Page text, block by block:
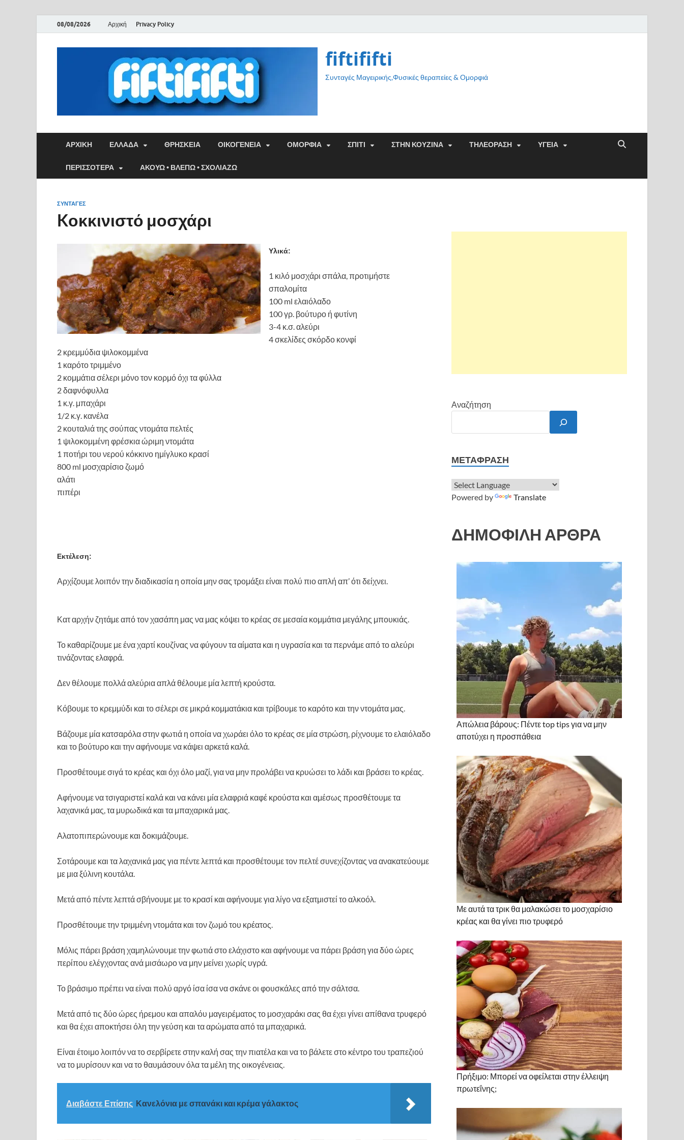
08/08/2026 Αρχική Privacy Policy
fiftififti
Συνταγές Μαγειρικής,Φυσικές θεραπείες & Ομορφιά
ΑΡΧΙΚΉ ΕΛΛΑΔΑ ΘΡΗΣΚΕΙΑ ΟΙΚΟΓΕΝΕΙΑ ΟΜΟΡΦΙΑ ΣΠΙΤΙ ΣΤΗΝ ΚΟΥΖΙΝΑ ΤΗΛΕΟΡΑΣΗ ΥΓΕΙΑ
ΠΕΡΙΣΣΟΤΕΡΑ ΑΚΟΥΩ • ΒΛΕΠΩ • ΣΧΟΛΙΑΖΩ
ΣΥΝΤΑΓΕΣ
Kοκκινιστό μοσχάρι
Υλικά:
1 κιλό μοσχάρι σπάλα, προτιμήστε
σπαλομίτα
100 ml ελαιόλαδο
100 γρ. βούτυρο ή φυτίνη
3-4 κ.σ. αλεύρι
4 σκελίδες σκόρδο κονφί
2 κρεμμύδια ψιλοκομμένα
1 καρότο τριμμένο
2 κομμάτια σέλερι μόνο τον κορμό όχι τα φύλλα
2 δαφνόφυλλα
1 κ.γ. μπαχάρι
1/2 κ.γ. κανέλα
2 κουταλιά της σούπας ντομάτα πελτές
1 ψιλοκομμένη φρέσκια ώριμη ντομάτα
1 ποτήρι του νερού κόκκινο ημίγλυκο κρασί
800 ml μοσχαρίσιο ζωμό
αλάτι
πιπέρι
Εκτέλεση:
Αρχίζουμε λοιπόν την διαδικασία η οποία μην σας τρομάξει είναι πολύ πιο απλή απ’ ότι δείχνει.
Κατ αρχήν ζητάμε από τον χασάπη μας να μας κόψει το κρέας σε μεσαία κομμάτια μεγάλης μπουκιάς.
Το καθαρίζουμε με ένα χαρτί κουζίνας να φύγουν τα αίματα και η υγρασία και τα περνάμε από το αλεύρι
τινάζοντας ελαφρά.
Δεν θέλουμε πολλά αλεύρια απλά θέλουμε μία λεπτή κρούστα.
Κόβουμε το κρεμμύδι και το σέλερι σε μικρά κομματάκια και τρίβουμε το καρότο και την ντομάτα μας.
Βάζουμε μία κατσαρόλα στην φωτιά η οποία να χωράει όλο το κρέας σε μία στρώση, ρίχνουμε το ελαιόλαδο
και το βούτυρο και την αφήνουμε να κάψει αρκετά καλά.
Προσθέτουμε σιγά το κρέας και όχι όλο μαζί, για να μην προλάβει να κρυώσει το λάδι και βράσει το κρέας.
Αφήνουμε να τσιγαριστεί καλά και να κάνει μία ελαφριά καφέ κρούστα και αμέσως προσθέτουμε τα
λαχανικά μας, τα μυρωδικά και τα μπαχαρικά μας.
Αλατοπιπερώνουμε και δοκιμάζουμε.
Σοτάρουμε και τα λαχανικά μας για πέντε λεπτά και προσθέτουμε τον πελτέ συνεχίζοντας να ανακατεύουμε
με μια ξύλινη κουτάλα.
Μετά από πέντε λεπτά σβήνουμε με το κρασί και αφήνουμε για λίγο να εξατμιστεί το αλκοόλ.
Προσθέτουμε την τριμμένη ντομάτα και τον ζωμό του κρέατος.
Μόλις πάρει βράση χαμηλώνουμε την φωτιά στο ελάχιστο και αφήνουμε να πάρει βράση για δύο ώρες
περίπου ελέγχοντας ανά μισάωρο να μην μείνει χωρίς υγρά.
Το βράσιμο πρέπει να είναι πολύ αργό ίσα ίσα να σκάνε οι φουσκάλες από την σάλτσα.
Μετά από τις δύο ώρες ήρεμου και απαλόυ μαγειρέματος το μοσχαράκι σας θα έχει γίνει απίθανα τρυφερό
και θα έχει αποκτήσει όλη την γεύση και τα αρώματα από τα μπαχαρικά.
Είναι έτοιμο λοιπόν να το σερβίρετε στην καλή σας την πιατέλα και να το βάλετε στο κέντρο του τραπεζιού
να το μυρίσουν και να το θαυμάσουν όλα τα μέλη της οικογένειας.
Διαβάστε Επίσης Κανελόνια με σπανάκι και κρέμα γάλακτος
Αναζήτηση
ΜΕΤΆΦΡΑΣΗ
Powered by Translate
ΔΗΜΟΦΙΛΗ ΑΡΘΡΑ
Απώλεια βάρους: Πέντε top tips για να μην
αποτύχει η προσπάθεια
Με αυτά τα τρικ θα μαλακώσει το μοσχαρίσιο
κρέας και θα γίνει πιο τρυφερό
Πρήξιμο: Μπορεί να οφείλεται στην έλλειψη
πρωτεΐνης;